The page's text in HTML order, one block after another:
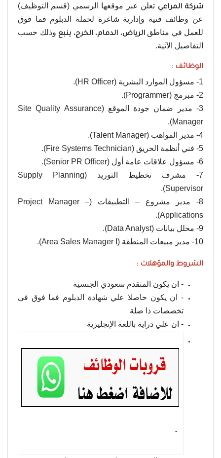
شركة المراعي تعلن عبر موقعها الرسمي (قسم التوظيف)
عن وظائف فنية وإدارية شاغرة لحملة الدبلوم فما فوق
للعمل في مناطقالرياض، الدمام، الخرج، ينبع وذلك حسب
التفاصيل الآتية.
الوظائف :
1- مسؤول الموارد البشرية (HR Officer).
2- مبرمج (Programmer).
3- مدير ضمان جودة الموقع (Site Quality Assurance
Manager).
4- مدير المواهب (Talent Manager).
5- فني أنظمة الحريق (Fire Systems Technician).
6- مسؤول علاقات عامة أول (Senior PR Officer).
7- مشرف تخطيط التوريد (Supply Planning
Supervisor).
8- مدير مشروع – التطبيقات (Project Manager –
Applications).
9- محلل بيانات (Data Analyst).
10- مدير مبيعات المنطقة (Area Sales Manager I).
الشروط والمؤهلات :
- ان يكون المتقدم سعودي الجنسية
- ان يكون حاصلا علي شهادة الدبلوم فما فوق فى
تخصصات ذا صلة
- ان علي دراية باللغة الإنجليزية
- ‏